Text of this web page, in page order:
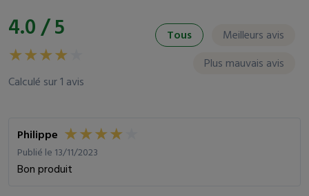
4.0 / 5
Calculé sur 1 avis
Tous
Meilleurs avis
Plus mauvais avis
Philippe
Publié le 13/11/2023
Bon produit